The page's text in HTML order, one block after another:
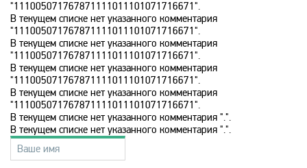
ID Xtra
Kazakh TV KZ
KazSport
MTV 00s
"111005071767871111011101071716671".
В текущем списке нет указанного комментария
"111005071767871111011101071716671".
В текущем списке нет указанного комментария
"111005071767871111011101071716671".
В текущем списке нет указанного комментария
"111005071767871111011101071716671".
В текущем списке нет указанного комментария
"111005071767871111011101071716671".
В текущем списке нет указанного комментария ".".
В текущем списке нет указанного комментария ".".